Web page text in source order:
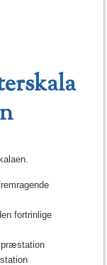
fortrinlige
præstation